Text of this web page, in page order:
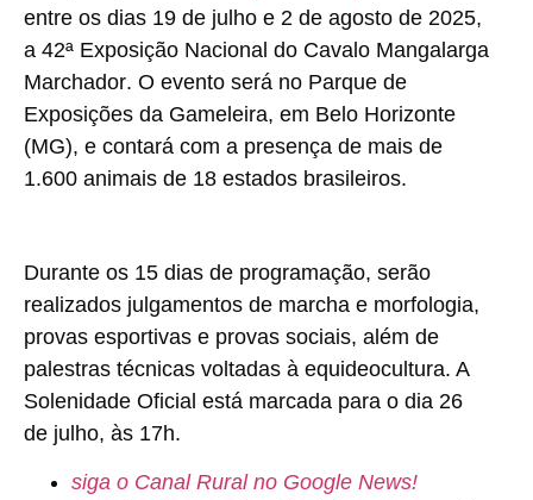
entre os dias 19 de julho e 2 de agosto de 2025,
a 42ª Exposição Nacional do Cavalo Mangalarga
Marchador. O evento será no Parque de
Exposições da Gameleira, em Belo Horizonte
(MG), e contará com a presença de mais de
1.600 animais de 18 estados brasileiros.
Durante os 15 dias de programação, serão
realizados julgamentos de marcha e morfologia,
provas esportivas e provas sociais, além de
palestras técnicas voltadas à equideocultura. A
Solenidade Oficial está marcada para o dia 26
de julho, às 17h.
siga o Canal Rural no Google News!